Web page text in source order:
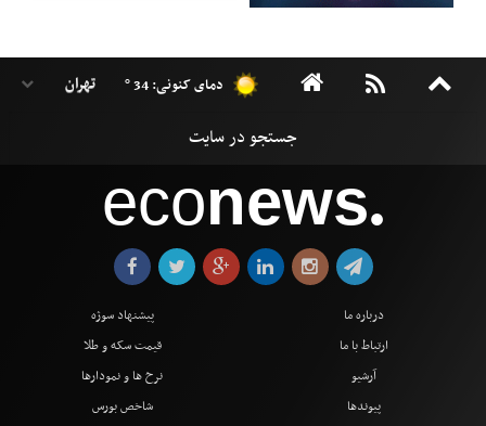
دمای کنونی: 34 °
econews●
درباره ما
ارتباط با ما
آرشیو
پیوندها
پیشنهاد سوژه
قیمت سکه و طلا
نرخ ها و نمودارها
شاخص بورس